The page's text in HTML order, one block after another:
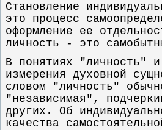
Становление
это процесс
оформление ее
личность - это
В понятиях "личность"
измерения духовной
словом "личность"
"независимая",
других. Об
качества